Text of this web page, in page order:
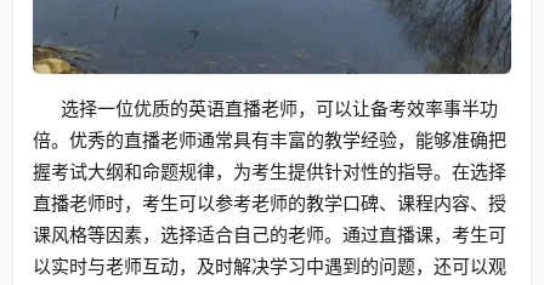
选择一位优质的英语直播老师，可以让备考效率事半功
倍。优秀的直播老师通常具有丰富的教学经验，能够准确把
握考试大纲和命题规律，为考生提供针对性的指导。在选择
直播老师时，考生可以参考老师的教学口碑、课程内容、授
课风格等因素，选择适合自己的老师。通过直播课，考生可
以实时与老师互动，及时解决学习中遇到的问题，还可以观